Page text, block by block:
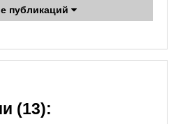
публикаций
(13):